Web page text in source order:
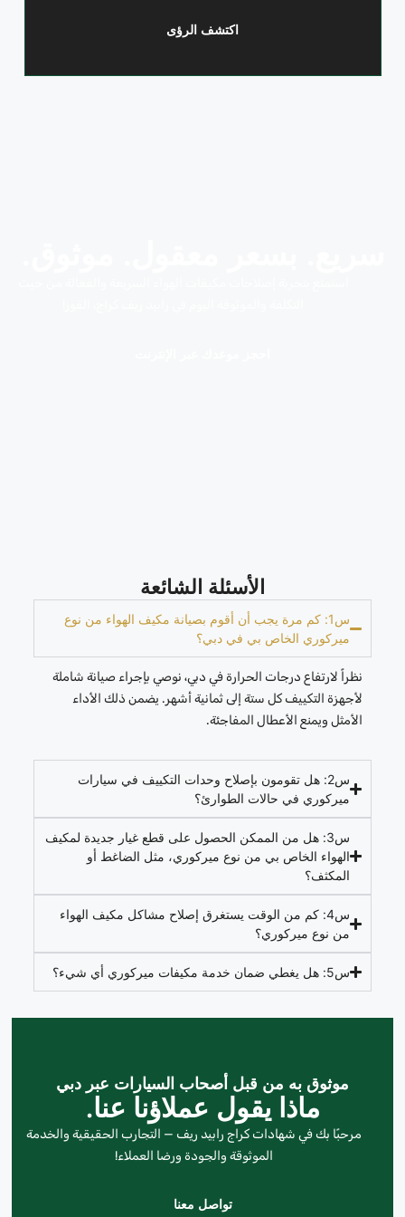
اكتشف الرؤى
الأسئلة الشائعة
س1: كم مرة يجب أن أقوم بصيانة مكيف الهواء من نوع
ميركوري الخاص بي في دبي؟
نظراً لارتفاع درجات الحرارة في دبي، نوصي بإجراء صيانة شاملة
لأجهزة التكييف كل ستة إلى ثمانية أشهر. يضمن ذلك الأداء
الأمثل ويمنع الأعطال المفاجئة.
س2: هل تقومون بإصلاح وحدات التكييف في سيارات
ميركوري في حالات الطوارئ؟
س3: هل من الممكن الحصول على قطع غيار جديدة لمكيف
الهواء الخاص بي من نوع ميركوري، مثل الضاغط أو
المكثف؟
س4: كم من الوقت يستغرق إصلاح مشاكل مكيف الهواء
من نوع ميركوري؟
س5: هل يغطي ضمان خدمة مكيفات ميركوري أي شيء؟
موثوق به من قبل أصحاب السيارات عبر دبي
ماذا يقول عملاؤنا عنا.
مرحبًا بك في شهادات كراج رابيد ريف — التجارب الحقيقية والخدمة
الموثوقة والجودة ورضا العملاء!
تواصل معنا